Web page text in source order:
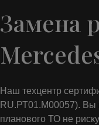
Замена
Наш техцентр
RU.РТ01.М00057). Вы
планового ТО не